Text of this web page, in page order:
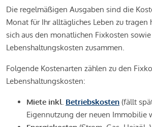
Die regelmäßigen Ausgaben sind die
Monat für Ihr alltägliches Leben zu tragen
sich aus den monatlichen Fixkosten
Lebenshaltungskosten zusammen.
Folgende Kostenarten zählen zu den
Lebenshaltungskosten:
Miete inkl. Betriebskosten (fällt
Eigennutzung der neuen Immobilie